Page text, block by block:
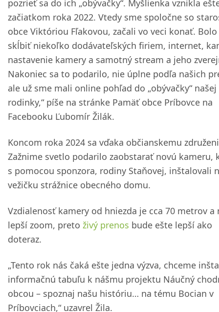
pozrieť sa do ich „obývačky“. Myšlienka vznikla
začiatkom roka 2022. Vtedy sme spoločne so
obce Viktóriou Fľakovou, začali vo veci konať.
skĺbiť niekoľko dodávateľských firiem, internet,
nastavenie kamery a samotný stream a jeho
Nakoniec sa to podarilo, nie úplne podľa našich
ale už sme mali online pohľad do „obývačky“ našej
rodinky,“ píše na stránke Pamäť obce Príbovce na
Facebooku Ľubomír Žilák.
Koncom roka 2024 sa vďaka občianskemu
Zažnime svetlo podarilo zaobstarať novú kameru,
s pomocou sponzora, rodiny Staňovej, inštalovali
vežičku strážnice obecného domu.
Vzdialenosť kamery od hniezda je cca 70 metrov a
lepší zoom, preto živý prenos bude ešte lepší ako
doteraz.
„Tento rok nás čaká ešte jedna výzva, chceme
informačnú tabuľu k nášmu projektu Náučný
obcou – spoznaj našu históriu… na tému Bocian v
Príbovciach,“ uzavrel Žila.